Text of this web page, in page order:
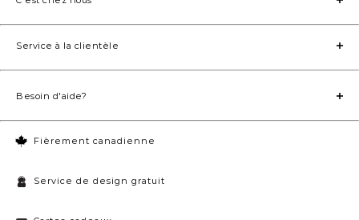
Fièrement canadienne
Service de design gratuit
Service à la clientèle
Besoin d'aide?